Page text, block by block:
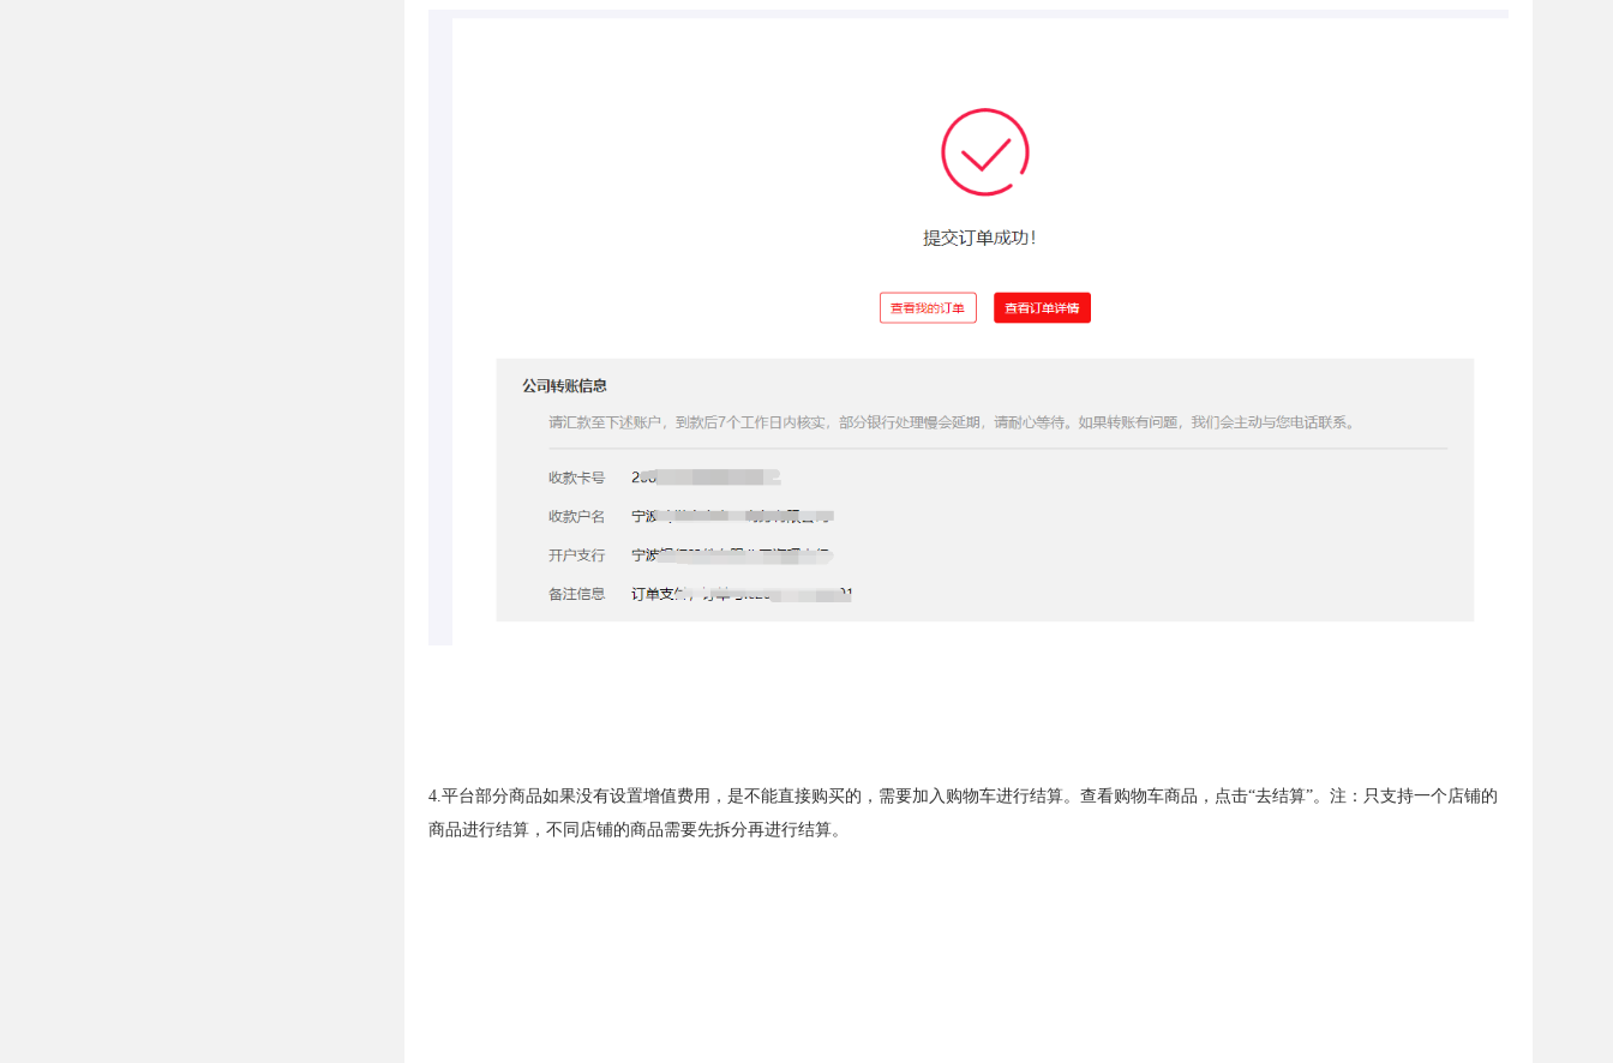
4.平台部分商品如果没有设置增值费用，是不能直接购买的，需要加入购物车进行结算。查看购物车商品，点击“去结算”。注：只支持一个店铺的
商品进行结算，不同店铺的商品需要先拆分再进行结算。